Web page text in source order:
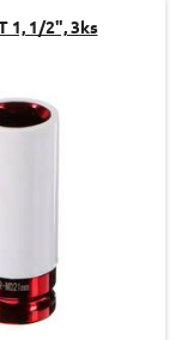
1, 1/2", 3ks